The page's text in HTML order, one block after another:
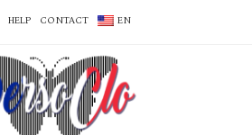
HELP CONTACT EN